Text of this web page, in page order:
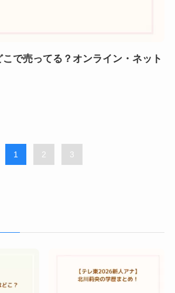
で売ってる？オンライン・ネット
1 2 3